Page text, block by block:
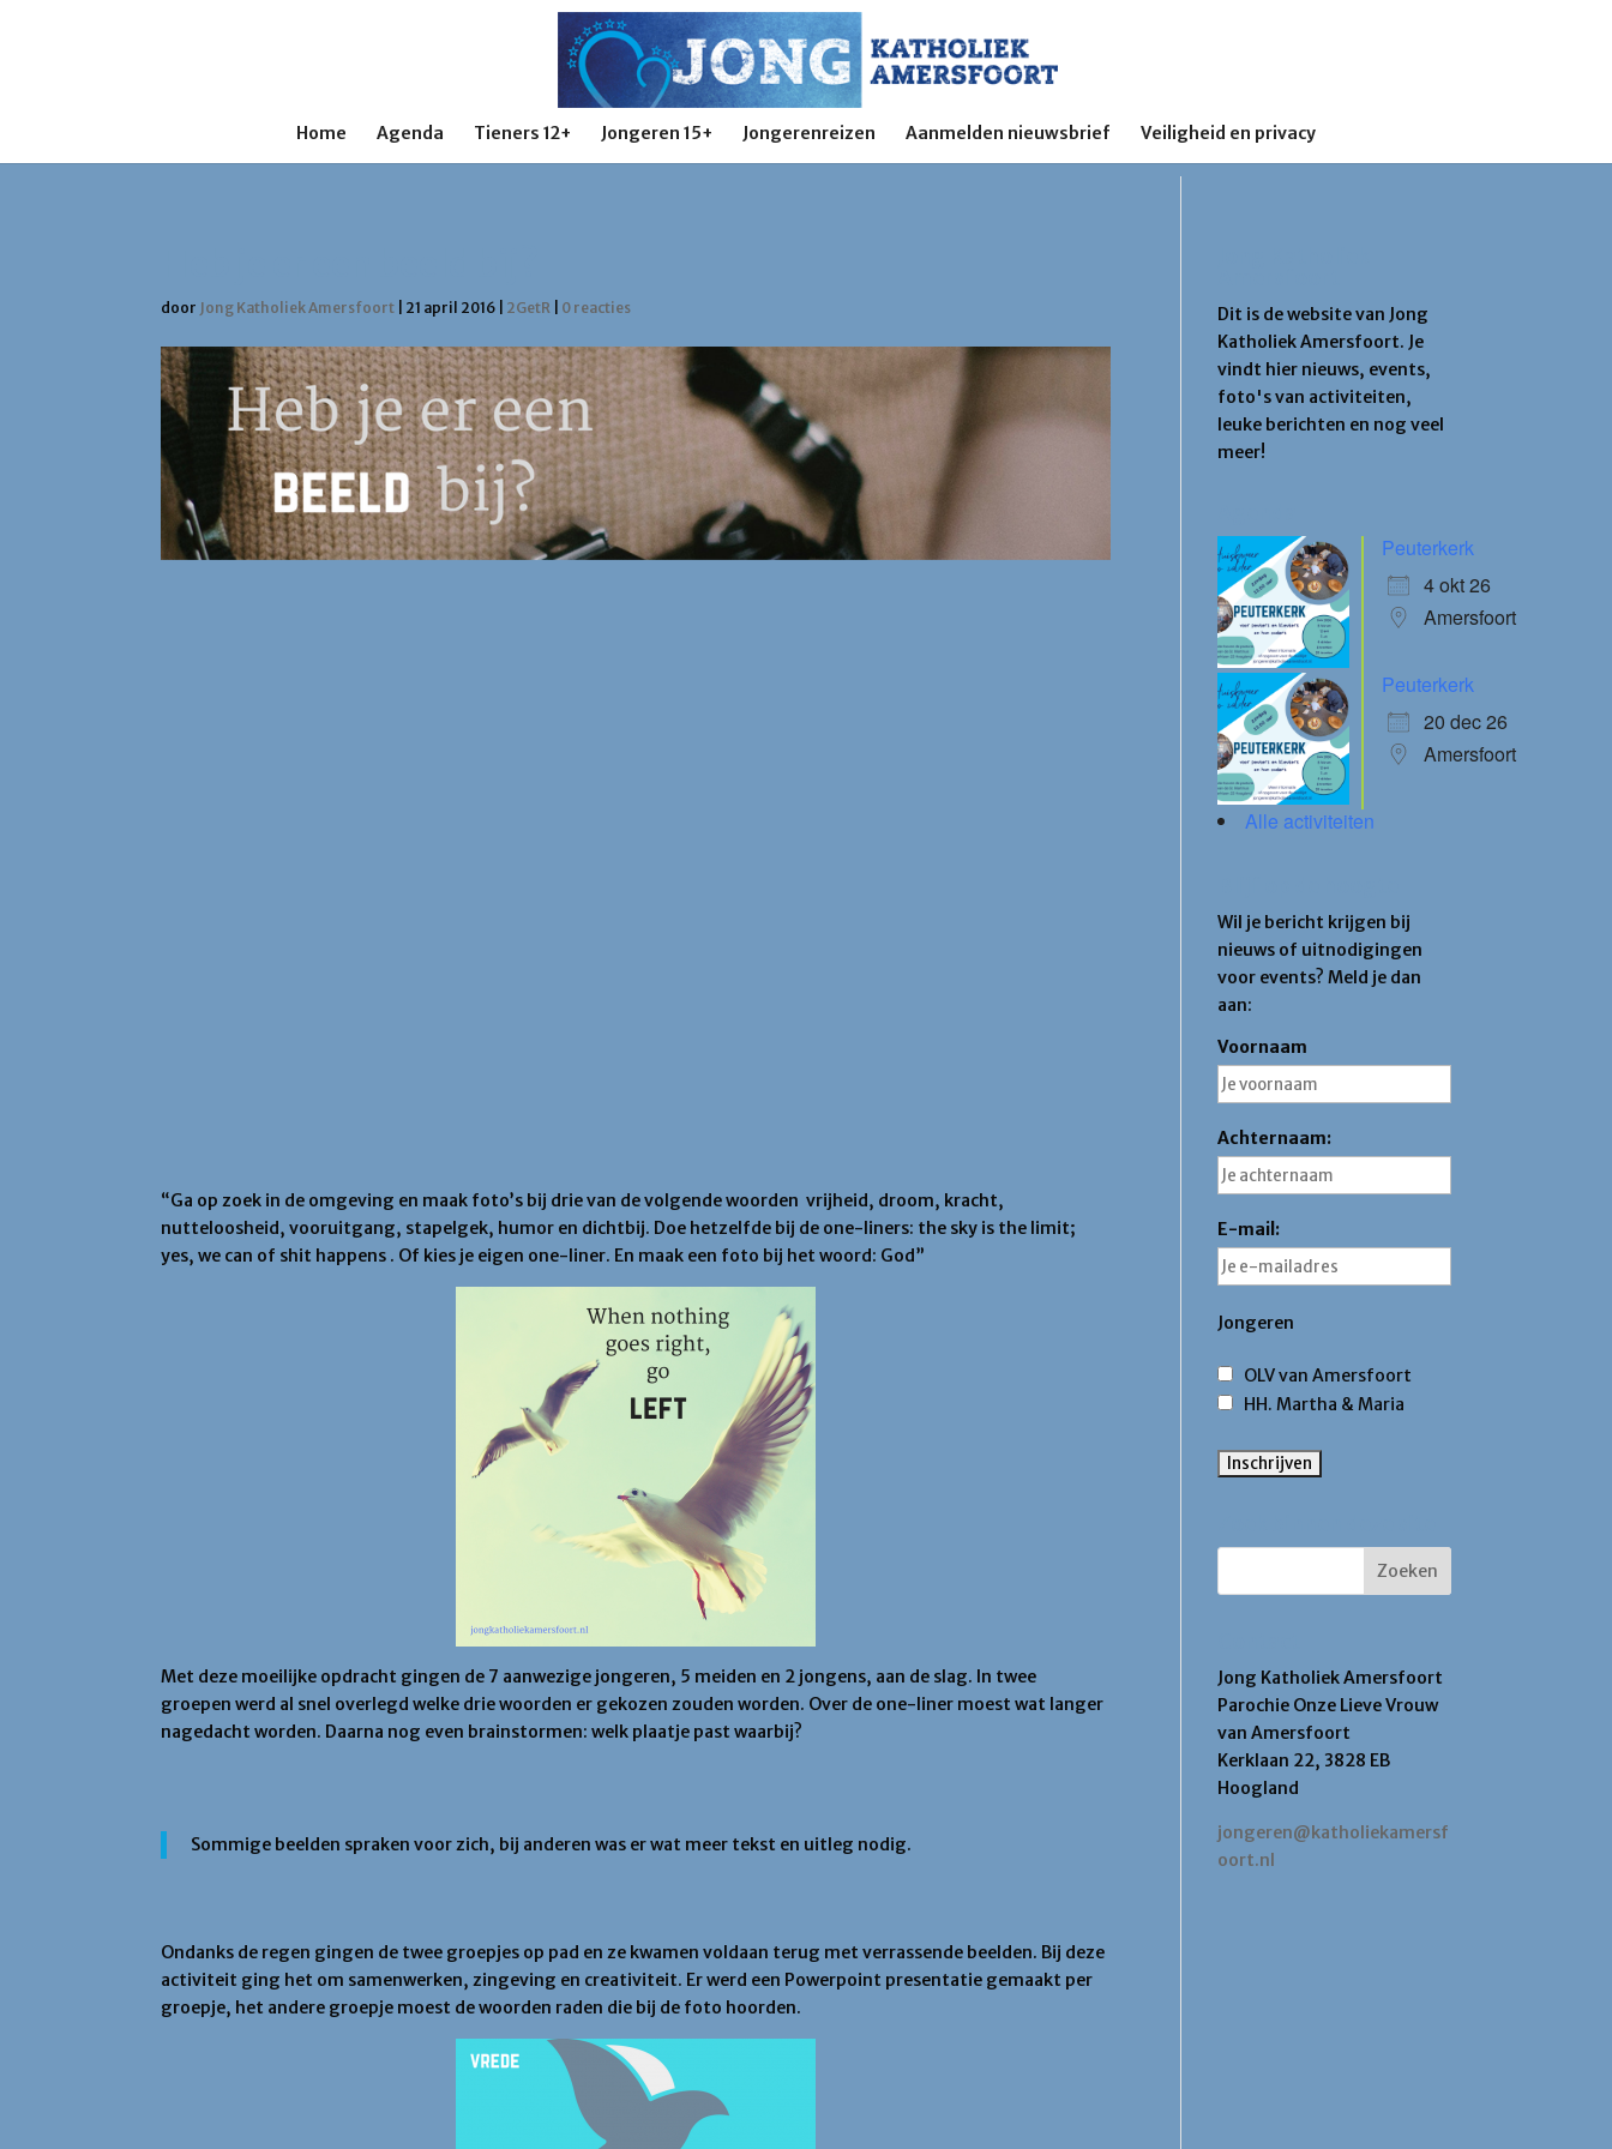
Home Agenda Tieners 12+ Jongeren 15+ Jongerenreizen Aanmelden nieuwsbrief Veiligheid en privacy
door Jong Katholiek Amersfoort 21 april 2016 2GetR 0 reacties
“Ga op zoek in de omgeving en maak foto’s bij drie van de volgende woorden vrijheid, droom, kracht,
nutteloosheid, vooruitgang, stapelgek, humor en dichtbij. Doe hetzelfde bij de one-liners: the sky is the limit;
yes, we can of shit happens . Of kies je eigen one-liner. En maak een foto bij het woord: God”
Met deze moeilijke opdracht gingen de 7 aanwezige jongeren, 5 meiden en 2 jongens, aan de slag. In twee
groepen werd al snel overlegd welke drie woorden er gekozen zouden worden. Over de one-liner moest wat langer
nagedacht worden. Daarna nog even brainstormen: welk plaatje past waarbij?
Sommige beelden spraken voor zich, bij anderen was er wat meer tekst en uitleg nodig.
Ondanks de regen gingen de twee groepjes op pad en ze kwamen voldaan terug met verrassende beelden. Bij deze
activiteit ging het om samenwerken, zingeving en creativiteit. Er werd een Powerpoint presentatie gemaakt per
groepje, het andere groepje moest de woorden raden die bij de foto hoorden.
Dit is de website van Jong
Katholiek Amersfoort. Je
vindt hier nieuws, events,
foto's van activiteiten,
leuke berichten en nog veel
meer!
Peuterkerk
4 okt 26
Amersfoort
Peuterkerk
20 dec 26
Amersfoort
Alle activiteiten
Wil je bericht krijgen bij
nieuws of uitnodigingen
voor events? Meld je dan
aan:
Voornaam
Achternaam:
E-mail:
Jongeren
OLV van Amersfoort
HH. Martha & Maria
Jong Katholiek Amersfoort
Parochie Onze Lieve Vrouw
van Amersfoort
Kerklaan 22, 3828 EB
Hoogland
jongeren@katholiekamersf
oort.nl